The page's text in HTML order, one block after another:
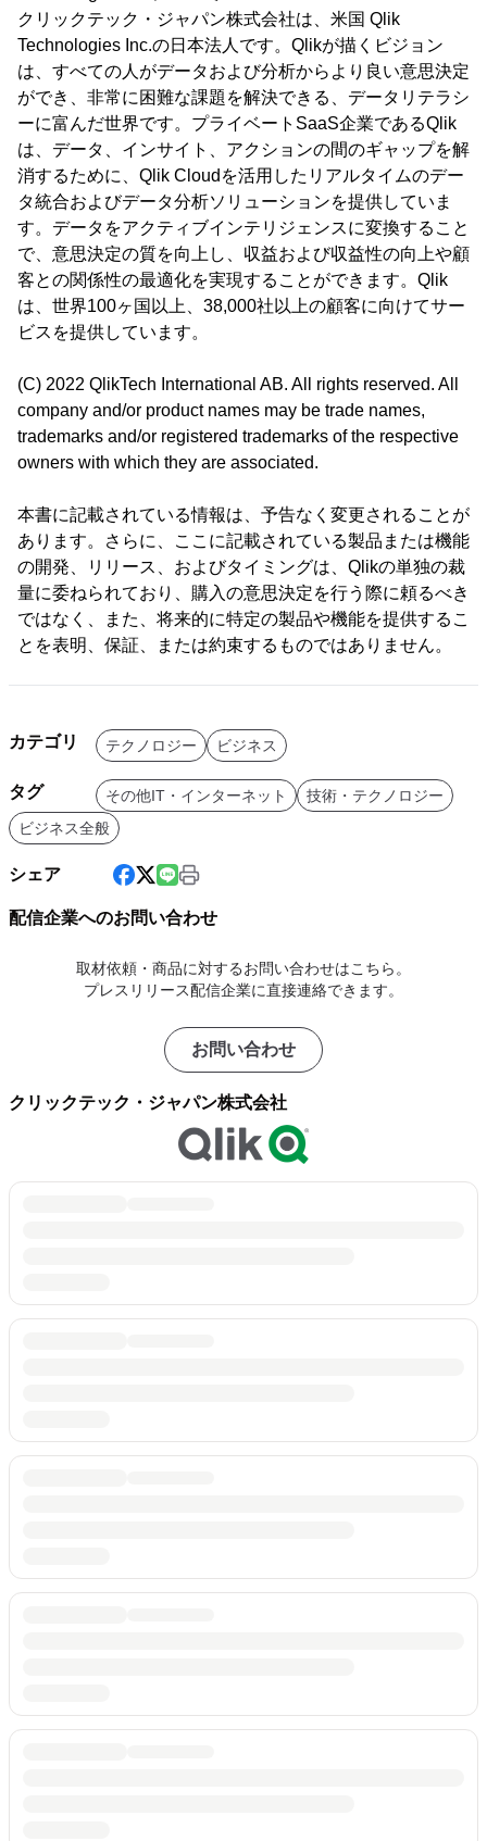
クリックテック・ジャパン株式会社は、米国 Qlik
Technologies Inc.の日本法人です。Qlikが描くビジョン
は、すべての人がデータおよび分析からより良い意思決定
ができ、非常に困難な課題を解決できる、データリテラシ
ーに富んだ世界です。プライベートSaaS企業であるQlik
は、データ、インサイト、アクションの間のギャップを解
消するために、Qlik Cloudを活用したリアルタイムのデー
タ統合およびデータ分析ソリューションを提供していま
す。データをアクティブインテリジェンスに変換すること
で、意思決定の質を向上し、収益および収益性の向上や顧
客との関係性の最適化を実現することができます。Qlik
は、世界100ヶ国以上、38,000社以上の顧客に向けてサー
ビスを提供しています。
(C) 2022 QlikTech International AB. All rights reserved. All
company and/or product names may be trade names,
trademarks and/or registered trademarks of the respective
owners with which they are associated.
本書に記載されている情報は、予告なく変更されることが
あります。さらに、ここに記載されている製品または機能
の開発、リリース、およびタイミングは、Qlikの単独の裁
量に委ねられており、購入の意思決定を行う際に頼るべき
ではなく、また、将来的に特定の製品や機能を提供するこ
とを表明、保証、または約束するものではありません。
カテゴリ テクノロジー ビジネス
タグ その他IT・インターネット
技術・テクノロジー
ビジネス全般
シェア
配信企業へのお問い合わせ
取材依頼・商品に対するお問い合わせはこちら。
プレスリリース配信企業に直接連絡できます。
お問い合わせ
クリックテック・ジャパン株式会社